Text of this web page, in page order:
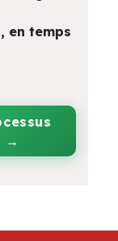
en temps
→